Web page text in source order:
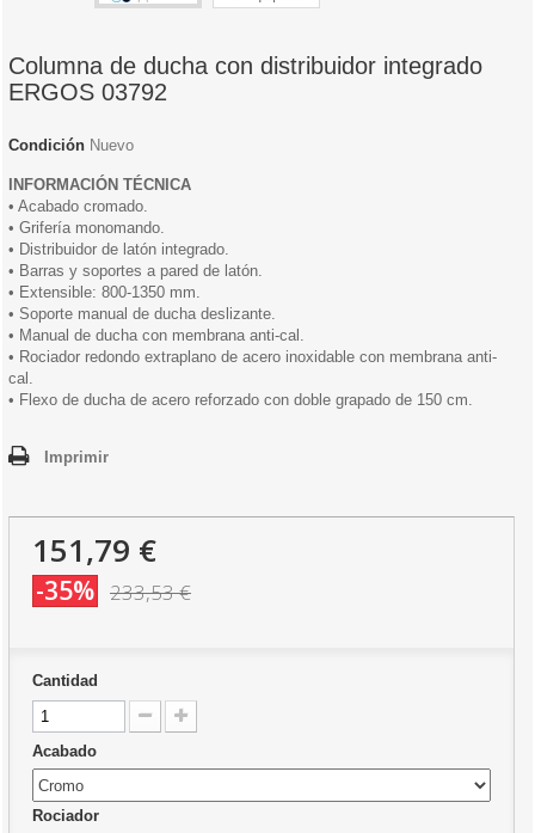
Columna de ducha con distribuidor integrado
ERGOS 03792
Condición Nuevo
INFORMACIÓN TÉCNICA
• Acabado cromado.
• Grifería monomando.
• Distribuidor de latón integrado.
• Barras y soportes a pared de latón.
• Extensible: 800-1350 mm.
• Soporte manual de ducha deslizante.
• Manual de ducha con membrana anti-cal.
• Rociador redondo extraplano de acero inoxidable con membrana anti-
cal.
• Flexo de ducha de acero reforzado con doble grapado de 150 cm.
Imprimir
151,79 €
-35% 233,53 €
Cantidad
Acabado
Rociador